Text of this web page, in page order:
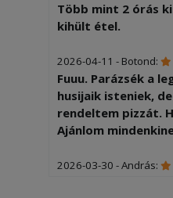
Több mint 2 órás
kihült étel.
2026-04-11 - Botond:
Fuuu. Parázsék a
husijaik isteniek,
rendeltem pizzát.
Ajánlom
2026-03-30 - András: